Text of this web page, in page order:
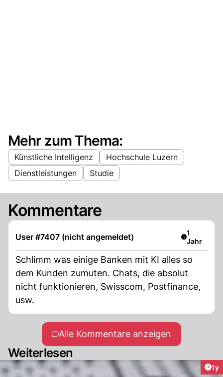
Mehr zum Thema:
Künstliche Intelligenz
Hochschule Luzern
Dienstleistungen
Studie
Kommentare
User #7407 (nicht angemeldet) Artikel
1
Jahr
Schlimm was einige Banken mit KI alles so
dem Kunden zumuten. Chats, die absolut
nicht funktionieren, Swisscom, Postfinance,
usw.
Alle Kommentare anzeigen
Weiterlesen
1y